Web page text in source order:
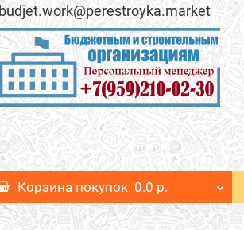
budjet.work@perestroyka.market
Корзина покупок: 0.0 р.